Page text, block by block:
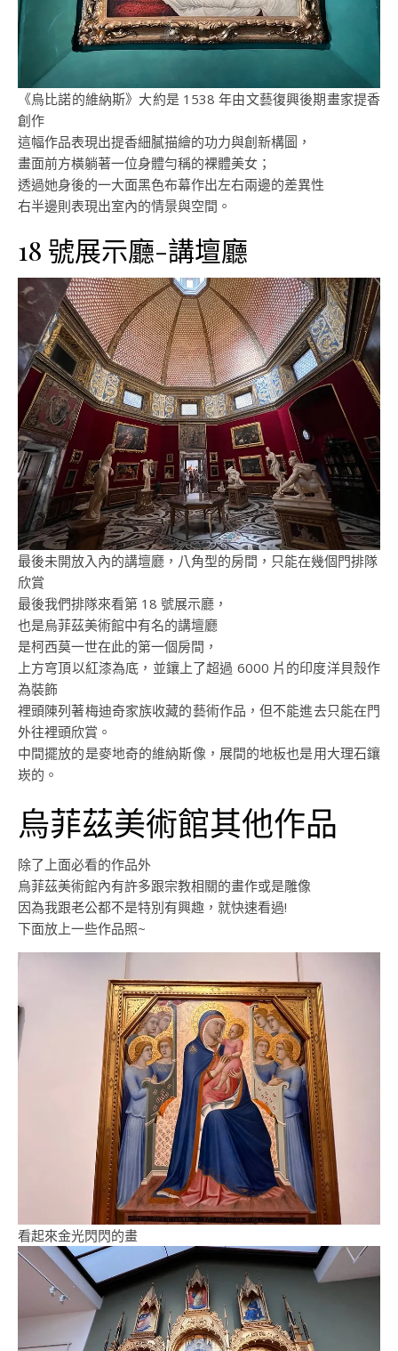
《烏比諾的維納斯》大約是 1538 年由文藝復興後期畫家提香
創作
這幅作品表現出提香細膩描繪的功力與創新構圖，
畫面前方橫躺著一位身體勻稱的裸體美女；
透過她身後的一大面黑色布幕作出左右兩邊的差異性
右半邊則表現出室內的情景與空間。
18 號展示廳-講壇廳
最後未開放入內的講壇廳，八角型的房間，只能在幾個門排隊
欣賞
最後我們排隊來看第 18 號展示廳，
也是烏菲茲美術館中有名的講壇廳
是柯西莫一世在此的第一個房間，
上方穹頂以紅漆為底，並鑲上了超過 6000 片的印度洋貝殼作
為裝飾
裡頭陳列著梅迪奇家族收藏的藝術作品，但不能進去只能在門
外往裡頭欣賞。
中間擺放的是麥地奇的維納斯像，展間的地板也是用大理石鑲
崁的。
烏菲茲美術館其他作品
除了上面必看的作品外
烏菲茲美術館內有許多跟宗教相關的畫作或是雕像
因為我跟老公都不是特別有興趣，就快速看過!
下面放上一些作品照~
看起來金光閃閃的畫